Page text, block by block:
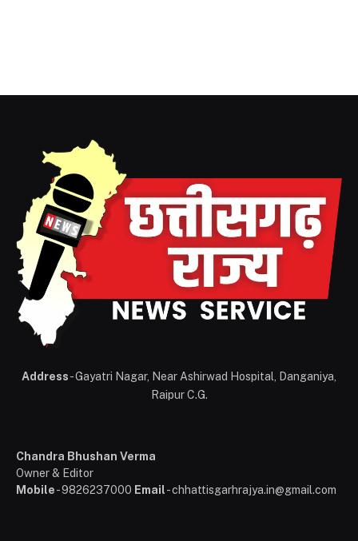
Address- Gayatri Nagar, Near Ashirwad Hospital, Danganiya,
Raipur C.G.
Chandra Bhushan Verma
Owner & Editor
Mobile- 9826237000 Email- chhattisgarhrajya.in@gmail.com